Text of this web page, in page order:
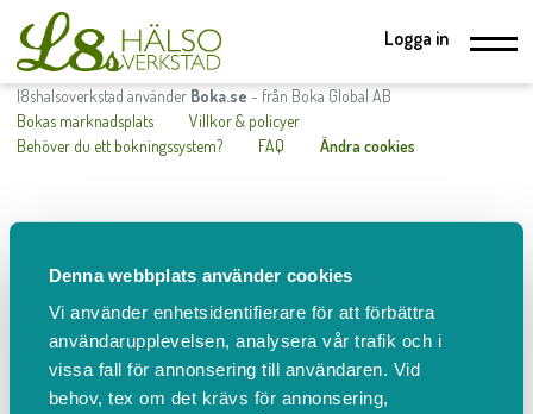
Denna webbplats använder cookies
Vi använder enhetsidentifierare för att förbättra
användarupplevelsen, analysera vår trafik och i
vissa fall för annonsering till användaren. Vid
behov, tex om det krävs för annonsering,
Logga in
l8shalsoverkstad använder Boka.se - från Boka Global AB
Bokas marknadsplats
Villkor & policyer
Behöver du ett bokningssystem?
FAQ Ändra cookies